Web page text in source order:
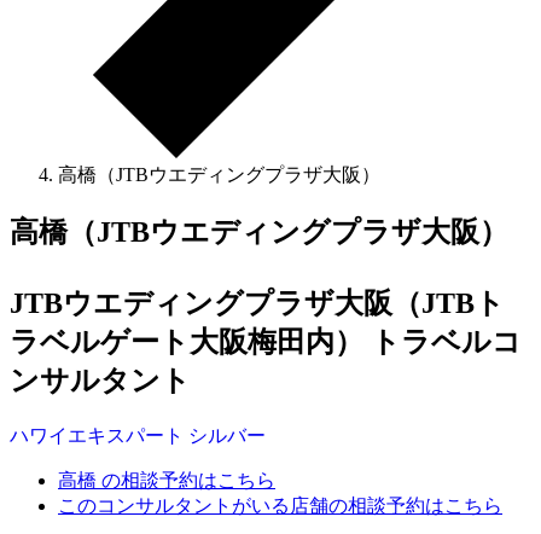
高橋（JTBウエディングプラザ大阪）
高橋（JTBウエディングプラザ大阪）
JTBウエディングプラザ大阪（JTBト
ラベルゲート大阪梅田内） トラベルコ
ンサルタント
ハワイ エキスパート シルバー
高橋 の相談予約はこちら
このコンサルタントがいる店舗の相談予約はこちら